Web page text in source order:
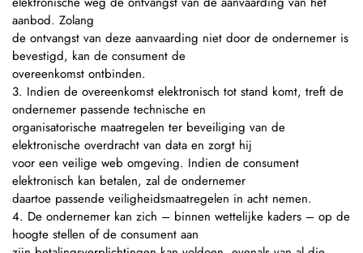
aanbod. Zolang
de ontvangst van deze aanvaarding niet door de ondernemer is
bevestigd, kan de consument de
overeenkomst ontbinden.
3. Indien de overeenkomst elektronisch tot stand komt, treft de
ondernemer passende technische en
organisatorische maatregelen ter beveiliging van de
elektronische overdracht van data en zorgt hij
voor een veilige web omgeving. Indien de consument
elektronisch kan betalen, zal de ondernemer
daartoe passende veiligheidsmaatregelen in acht nemen.
4. De ondernemer kan zich – binnen wettelijke kaders – op de
hoogte stellen of de consument aan